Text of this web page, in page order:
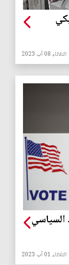
الثلاثاء 08 آب 2023
السياسي
الثلاثاء 01 آب 2023